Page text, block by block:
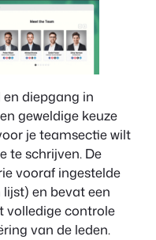
diepgang in
geweldige keuze
je teamsectie wilt
te schrijven. De
vooraf ingestelde
en bevat een
volledige controle
van de leden.